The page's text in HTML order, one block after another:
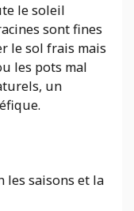
le soleil
sont fines
le sol frais mais
les pots mal
un
les saisons et la